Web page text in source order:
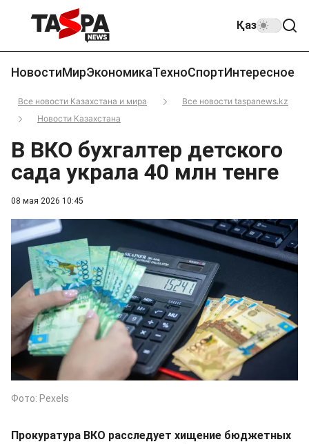
Қаз
НовостиМирЭкономикаТехноСпортИнтересное
Все новости Казахстана и мира
Все новости taspanews.kz
Новости Казахстана
08 мая 2026 10:45
В ВКО бухгалтер детского
сада украла 40 млн тенге
Фото: Pexels
Прокуратура ВКО расследует хищение бюджетных